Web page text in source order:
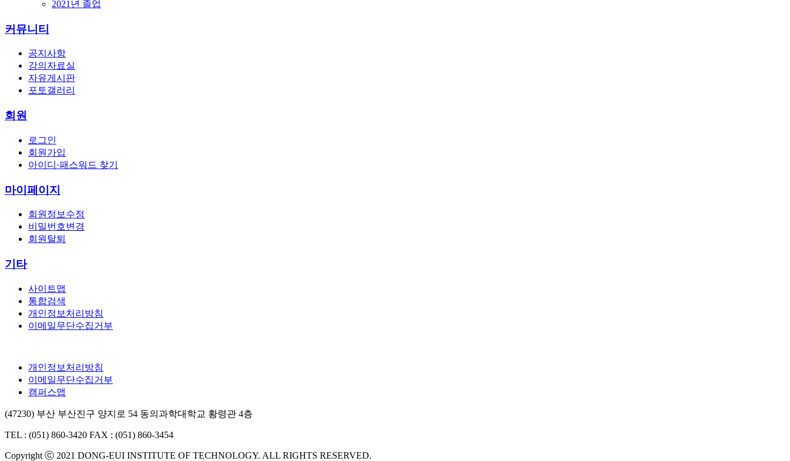
2021년 졸업
커뮤니티
공지사항
강의자료실
자유게시판
포토갤러리
회원
로그인
회원가입
아이디·패스워드 찾기
마이페이지
회원정보수정
비밀번호변경
회원탈퇴
기타
사이트맵
통합검색
개인정보처리방침
이메일무단수집거부
개인정보처리방침
이메일무단수집거부
캠퍼스맵
(47230) 부산 부산진구 양지로 54 동의과학대학교 황령관 4층
TEL : (051) 860-3420 FAX : (051) 860-3454
Copyright ⓒ 2021 DONG-EUI INSTITUTE OF TECHNOLOGY. ALL RIGHTS RESERVED.